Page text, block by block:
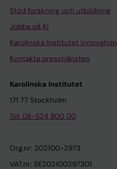
Stöd forskning och utbildning
Jobba på KI
Karolinska Institutet Innovation
Kontakta presstjänsten
Karolinska Institutet
171 77 Stockholm
Tel: 08-524 800 00
Org.nr: 202100-2973
VAT.nr: SE202100297301